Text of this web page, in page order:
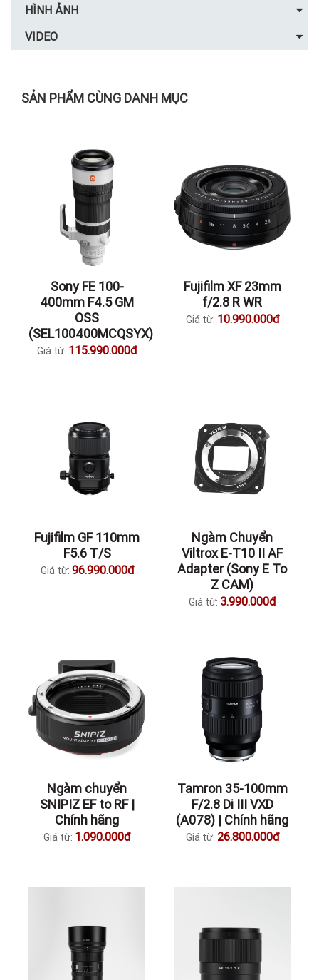
HÌNH ẢNH
VIDEO
SẢN PHẨM CÙNG DANH MỤC
Sony FE 100-
400mm F4.5 GM
OSS
(SEL100400MCQSYX)
Giá từ: 115.990.000đ
Fujifilm XF 23mm
f/2.8 R WR
Giá từ: 10.990.000đ
Fujifilm GF 110mm
F5.6 T/S
Giá từ: 96.990.000đ
Ngàm Chuyển
Viltrox E-T10 II AF
Adapter (Sony E To
Z CAM)
Giá từ: 3.990.000đ
Ngàm chuyển
SNIPIZ EF to RF |
Chính hãng
Giá từ: 1.090.000đ
Tamron 35-100mm
F/2.8 Di III VXD
(A078) | Chính hãng
Giá từ: 26.800.000đ